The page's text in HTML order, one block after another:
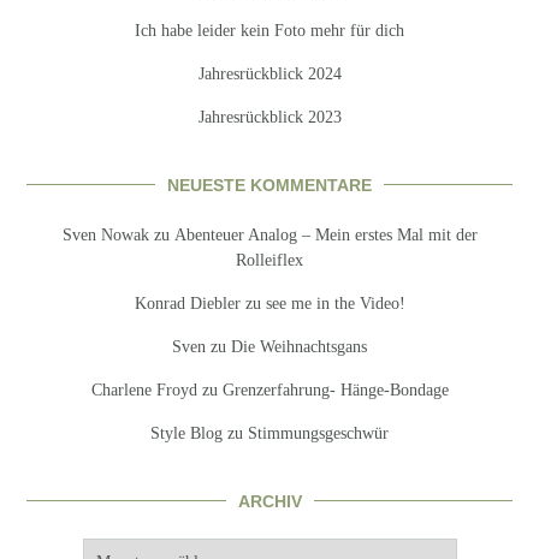
Ich habe leider kein Foto mehr für dich
Jahresrückblick 2024
Jahresrückblick 2023
NEUESTE KOMMENTARE
Sven Nowakzu Abenteuer Analog – Mein erstes Mal mit der
Rolleiflex
Konrad Dieblerzu see me in the Video!
Sven zu Die Weihnachtsgans
Charlene Froyd zu Grenzerfahrung- Hänge-Bondage
Style Blog zu Stimmungsgeschwür
ARCHIV